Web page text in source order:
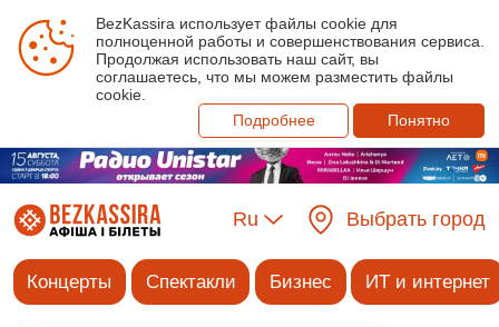
BezKassira использует файлы cookie для
полноценной работы и совершенствования сервиса.
Продолжая использовать наш сайт, вы
соглашаетесь, что мы можем разместить файлы
cookie.
Подробнее
Понятно
Ru Выбрать город
Концерты Спектакли Бизнес ИТ и интернет